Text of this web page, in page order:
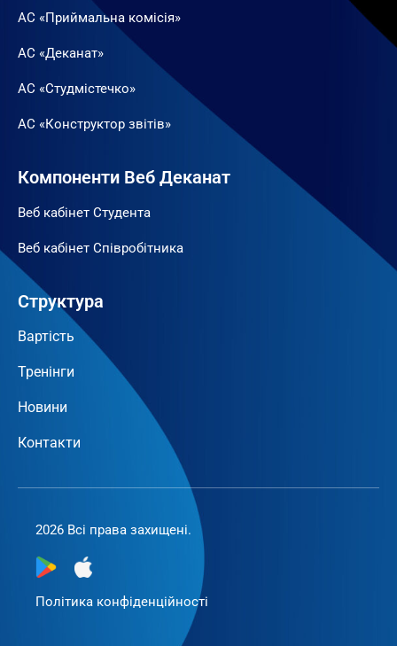
АС «Приймальна комісія»
АС «Деканат»
АС «Студмістечко»
АС «Конструктор звітів»
Компоненти Веб Деканат
Веб кабінет Студента
Веб кабінет Співробітника
Структура
Вартість
Тренінги
Новини
Контакти
2026 Всі права захищені.
Політика конфіденційності